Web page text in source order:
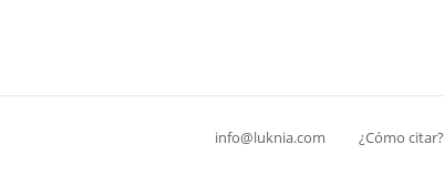
info@luknia.com ¿Cómo citar?